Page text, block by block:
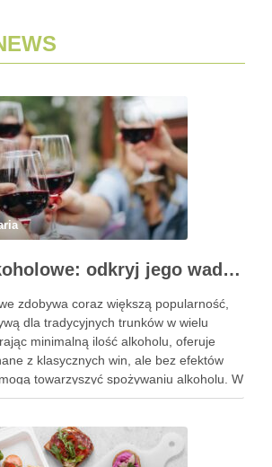
Wino bezalkoholowe: odkryj jego wady i zalety
zdobywa coraz większą popularność,
dla tradycyjnych trunków w wielu
minimalną ilość alkoholu, oferuje
z klasycznych win, ale bez efektów
towarzyszyć spożywaniu alkoholu. W
zdrowotnej, wiele osób